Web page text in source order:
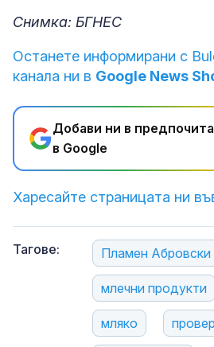
Снимка: БГНЕС
Останете информирани с
канала ни в Google News
Добави ни в
в Google
Харесайте страницата ни
Тагове: Пламен Абровски
млечни продукти
мляко